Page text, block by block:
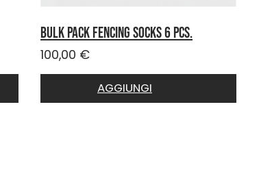
Bulk pack fencing socks 6 pcs.
100,00 €
AGGIUNGI